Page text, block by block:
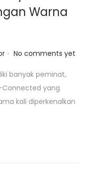
Warna
. No comments yet
banyak peminat,
Connected yang
kali diperkenalkan